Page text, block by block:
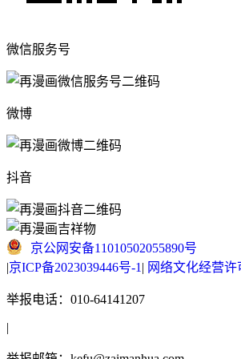
微信服务号
微博
抖音
京公网安备11010502055890号
|京ICP备2023039446号-1 | 网络文化经营许
举报电话：010-64141207
|